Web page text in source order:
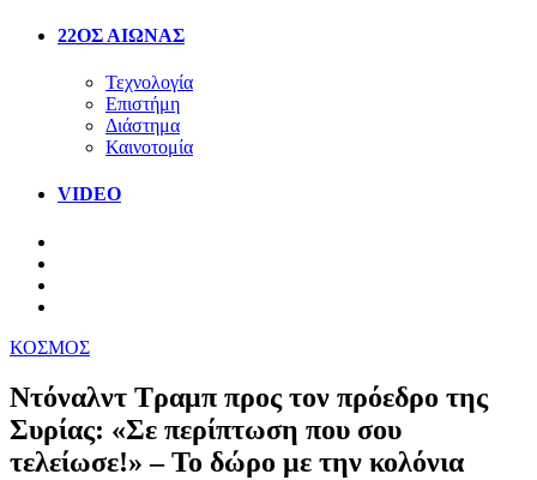
22ΟΣ ΑΙΩΝΑΣ
Τεχνολογία
Επιστήμη
Διάστημα
Καινοτομία
VIDEO
ΚΟΣΜΟΣ
Ντόναλντ Τραμπ προς τον πρόεδρο της
Συρίας: «Σε περίπτωση που σου
τελείωσε!» – Το δώρο με την κολόνια